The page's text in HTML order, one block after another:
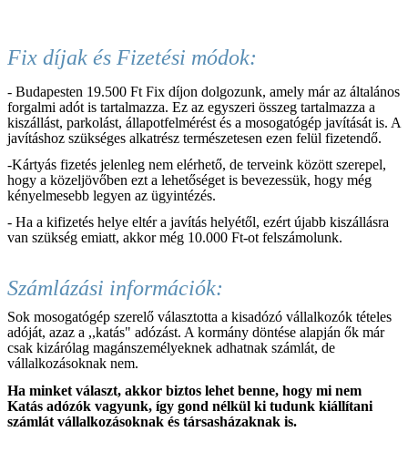
Fix díjak és Fizetési módok:
- Budapesten 19.500 Ft Fix díjon dolgozunk, amely már az általános
forgalmi adót is tartalmazza. Ez az egyszeri összeg tartalmazza a
kiszállást, parkolást, állapotfelmérést és a mosogatógép javítását is. A
javításhoz szükséges alkatrész természetesen ezen felül fizetendő.
-Kártyás fizetés jelenleg nem elérhető, de terveink között szerepel,
hogy a közeljövőben ezt a lehetőséget is bevezessük, hogy még
kényelmesebb legyen az ügyintézés.
- Ha a kifizetés helye eltér a javítás helyétől, ezért újabb kiszállásra
van szükség emiatt, akkor még 10.000 Ft-ot felszámolunk.
Számlázási információk:
Sok mosogatógép szerelő választotta a kisadózó vállalkozók tételes
adóját, azaz a ,,katás" adózást. A kormány döntése alapján ők már
csak kizárólag magánszemélyeknek adhatnak számlát, de
vállalkozásoknak nem.
Ha minket választ, akkor biztos lehet benne, hogy mi nem
Katás adózók vagyunk, így gond nélkül ki tudunk kiállítani
számlát vállalkozásoknak és társasházaknak is.